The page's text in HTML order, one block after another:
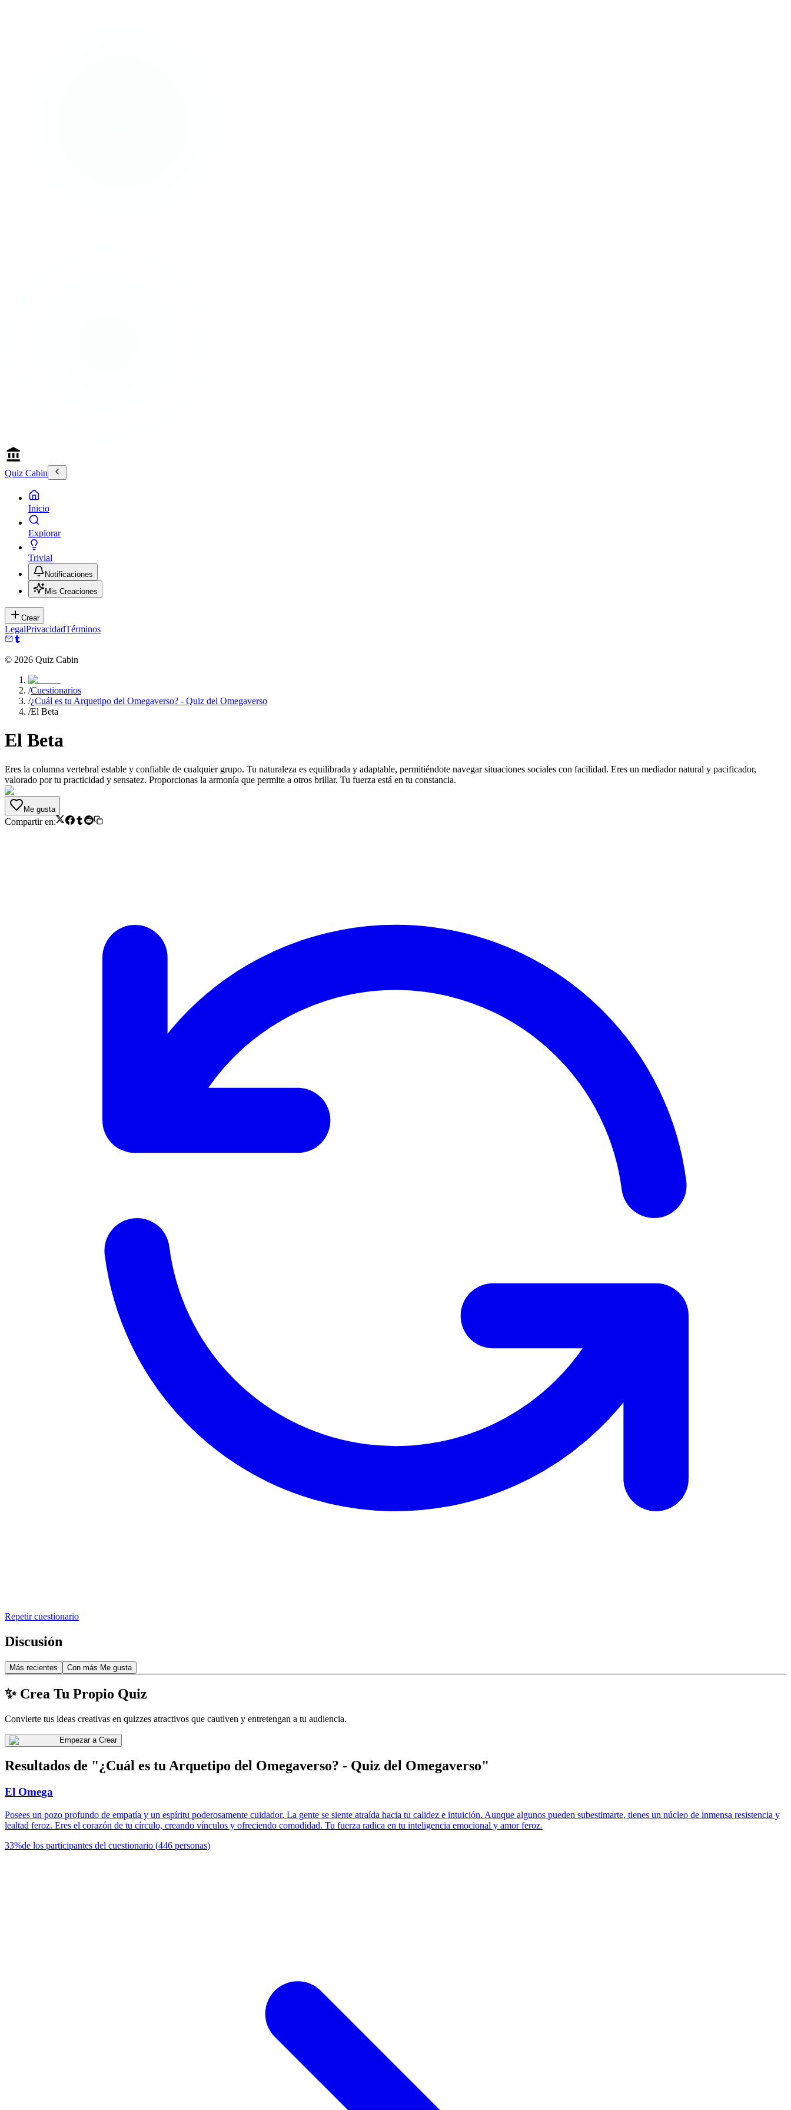
Quiz Cabin
Inicio
Explorar
Trivial
Notificaciones
Mis Creaciones
Crear
LegalPrivacidadTérminos
© 2026 Quiz Cabin
/Cuestionarios
/¿Cuál es tu Arquetipo del Omegaverso? - Quiz del Omegaverso
/El Beta
El Beta
Eres la columna vertebral estable y confiable de cualquier grupo. Tu naturaleza es equilibrada y adaptable, permitiéndote navegar situaciones sociales con facilidad. Eres un mediador natural y pacificador,
valorado por tu practicidad y sensatez. Proporcionas la armonía que permite a otros brillar. Tu fuerza está en tu constancia.
Me gusta
Compartir en:
Repetir cuestionario
Discusión
Más recientes Con más Me gusta
✨ Crea Tu Propio Quiz
Convierte tus ideas creativas en quizzes atractivos que cautiven y entretengan a tu audiencia.
Empezar a Crear
Resultados de "¿Cuál es tu Arquetipo del Omegaverso? - Quiz del Omegaverso"
El Omega
Posees un pozo profundo de empatía y un espíritu poderosamente cuidador. La gente se siente atraída hacia tu calidez e intuición. Aunque algunos pueden subestimarte, tienes un núcleo de inmensa resistencia y
lealtad feroz. Eres el corazón de tu círculo, creando vínculos y ofreciendo comodidad. Tu fuerza radica en tu inteligencia emocional y amor feroz.
33%de los participantes del cuestionario (446 personas)